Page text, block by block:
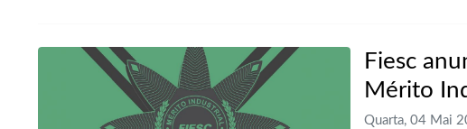
Fiesc
Mérito
Quarta, 04 Mai